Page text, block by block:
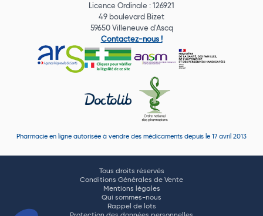
Licence Ordinale : 126921
49 boulevard Bizet
59650 Villeneuve d'Ascq
Contactez-nous !
Pharmacie en ligne autorisée à vendre des médicaments depuis le 17 avril 2013
Tous droits réservés
Conditions Générales de Vente
Mentions légales
Qui sommes-nous
Rappel de lots